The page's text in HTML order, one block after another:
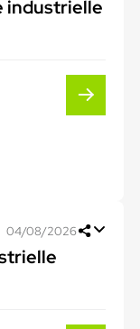
industrielle
04/08/2026